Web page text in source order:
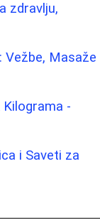
zdravlju,
Vežbe, Masaže
-
i Saveti za